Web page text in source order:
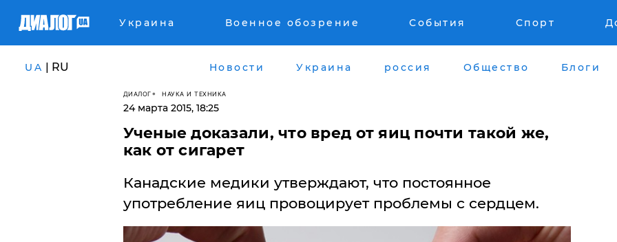
Украина Военное обозрение События Спорт
UA | RU Новости Украина россия Общество Блоги
ДИАЛОГ НАУКА И ТЕХНИКА
24 марта 2015, 18:25
Ученые доказали, что вред от яиц почти такой же,
как от сигарет
Канадские медики утверждают, что постоянное
употребление яиц провоцирует проблемы с сердцем.